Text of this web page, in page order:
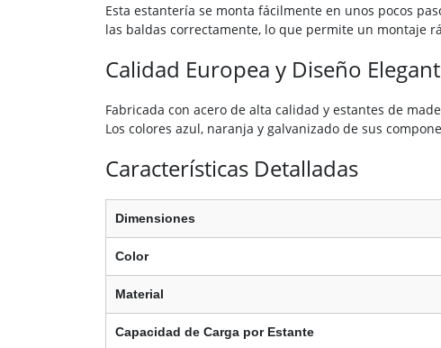
Esta estantería se monta fácilmente en unos pocos
las baldas correctamente, lo que permite un montaje
Calidad Europea y Diseño
Fabricada con acero de alta calidad y estantes de
Los colores azul, naranja y galvanizado de sus
Características Detalladas
Dimensiones
Color
Material
Capacidad de Carga por Estante